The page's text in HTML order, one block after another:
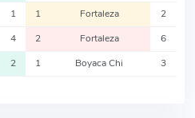
1 1 Fortaleza 2
4 2 Fortaleza 6
2 1 Boyaca Chi 3